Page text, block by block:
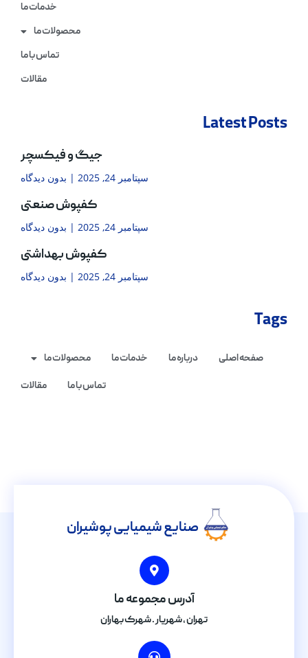
خدمات ما
محصولات ما
تماس با ما
مقالات
Latest Posts
جیگ و فیکسچر
سپتامبر 24, 2025 بدون دیدگاه
کفپوش صنعتی
سپتامبر 24, 2025 بدون دیدگاه
کفپوش بهداشتی
سپتامبر 24, 2025 بدون دیدگاه
Tags
صفحه اصلی درباره ما خدمات ما
محصولات ما
تماس با ما
مقالات
صنایع شیمیایی پوشیران
آدرس مجموعه ما
تهران , شهریار . شهرک بهاران